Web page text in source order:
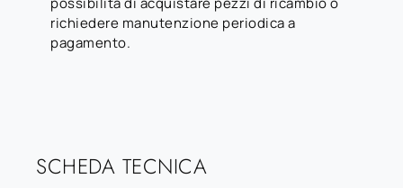
richiedere manutenzione periodica a
pagamento.
SCHEDA TECNICA